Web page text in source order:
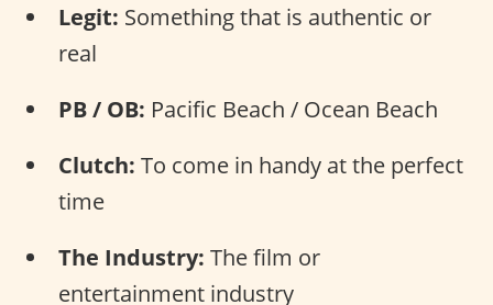
Legit: Something that is authentic or
real
PB / OB: Pacific Beach / Ocean Beach
Clutch: To come in handy at the perfect
time
The Industry: The film or
entertainment industry